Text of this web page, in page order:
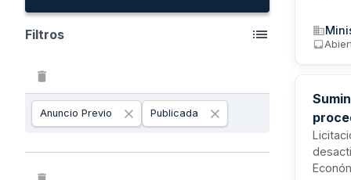
Filtros
Anuncio Previo Publicada
o